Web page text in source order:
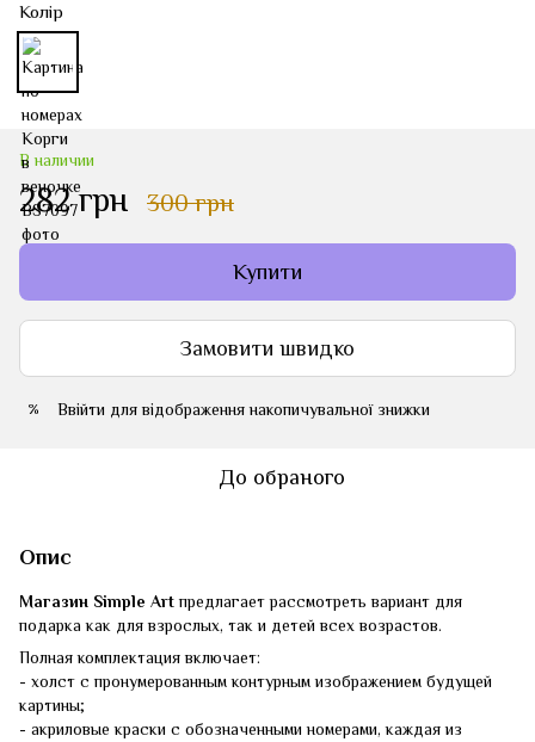
Колір
В наличии
282 грн 300 грн
Купити
Замовити швидко
% Ввійти для відображення накопичувальної знижки
До обраного
Опис
Магазин Simple Artпредлагает рассмотреть вариант для
подарка как для взрослых, так и детей всех возрастов.
Полная комплектация включает:
- холст с пронумерованным контурным изображением будущей
картины;
- акриловые краски с обозначенными номерами, каждая из